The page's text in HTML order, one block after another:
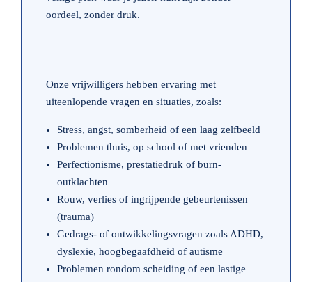
oordeel, zonder druk.
Onze vrijwilligers hebben ervaring met
uiteenlopende vragen en situaties, zoals:
Stress, angst, somberheid of een laag zelfbeeld
Problemen thuis, op school of met vrienden
Perfectionisme, prestatiedruk of burn-
outklachten
Rouw, verlies of ingrijpende gebeurtenissen
(trauma)
Gedrags- of ontwikkelingsvragen zoals ADHD,
dyslexie, hoogbegaafdheid of autisme
Problemen rondom scheiding of een lastige